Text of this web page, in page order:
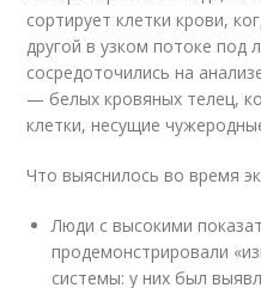
сортирует клетки крови,
другой в узком потоке под
сосредоточились на
— белых кровяных телец,
клетки, несущие
Что выяснилось во время
Люди с высокими
продемонстрировали
системы: у них был